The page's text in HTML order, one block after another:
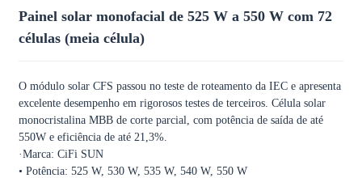
Painel solar monofacial de 525 W a 550 W com 72
células (meia célula)
O módulo solar CFS passou no teste de roteamento da IEC e apresenta
excelente desempenho em rigorosos testes de terceiros. Célula solar
monocristalina MBB de corte parcial, com potência de saída de até
550W e eficiência de até 21,3%.
·Marca: CiFi SUN
• Potência: 525 W, 530 W, 535 W, 540 W, 550 W